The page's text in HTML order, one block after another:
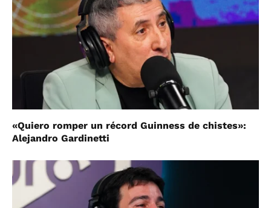
«Quiero romper un récord Guinness de chistes»:
Alejandro Gardinetti